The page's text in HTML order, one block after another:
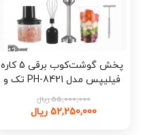
پخش گوشت‌کوب برقی 5 کاره
فیلیپس مدل PH-8421 تک و
عمده کد Z3176
55,000,000 ریال
52,250,000 ریال